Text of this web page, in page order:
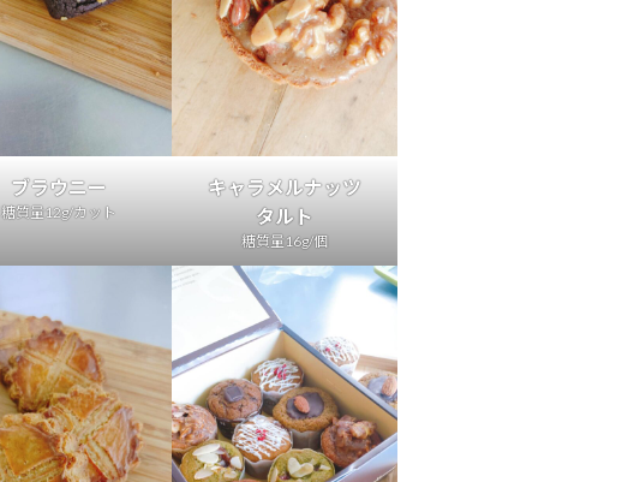
ブラウニー
糖質量12g/カット
キャラメルナッツ
タルト
糖質量16g/個